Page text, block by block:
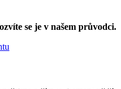
se je v našem průvodci.